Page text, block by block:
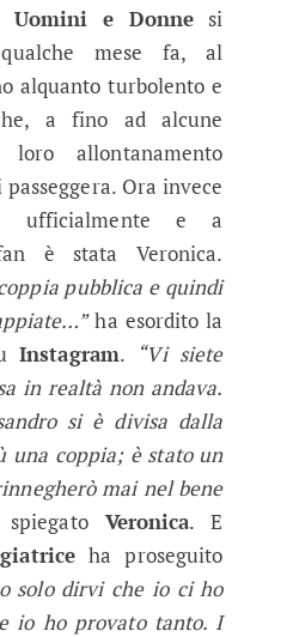
Uomini e Donne si
mese fa, al
alquanto turbolento e
a fino ad alcune
allontanamento
Ora invece
ufficialmente e a
è stata Veronica.
pubblica e quindi
ha esordito la
Instagram.
“Vi siete
in realtà non andava.
si è divisa dalla
una coppia; è stato un
mai nel bene
Veronica. E
ha proseguito
solo dirvi che io ci ho
io ho provato tanto. I